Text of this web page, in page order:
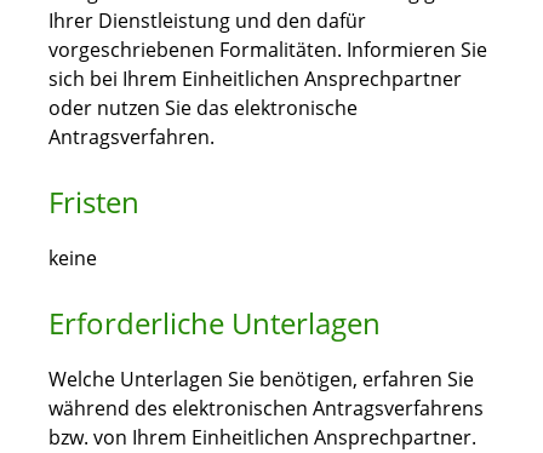
Ihrer Dienstleistung und den dafür
vorgeschriebenen Formalitäten. Informieren Sie
sich bei Ihrem Einheitlichen Ansprechpartner
oder nutzen Sie das elektronische
Antragsverfahren.
Fristen
keine
Erforderliche Unterlagen
Welche Unterlagen Sie benötigen, erfahren Sie
während des elektronischen Antragsverfahrens
bzw. von Ihrem Einheitlichen Ansprechpartner.